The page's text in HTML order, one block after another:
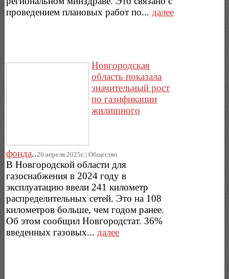
проведением плановых работ по...далее
Новгородская
область показала
значительный рост
по газификации
жилищного
фонда..26.апреля.2025г..|.Общество
В Новгородской области для
газоснабжения в 2024 году в
эксплуатацию ввели 241 километр
распределительных сетей. Это на 108
километров больше, чем годом ранее.
Об этом сообщил Новгородстат. 36%
введенных газовых... далее